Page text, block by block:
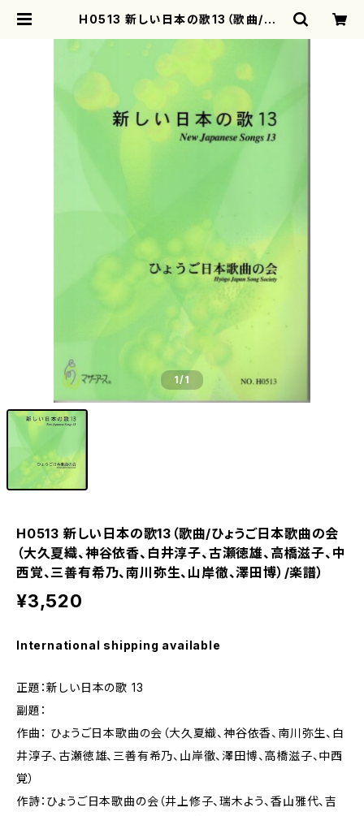
H0513 新しい日本の歌13（歌曲/ひょ
西覚、三善有希乃、南川弥生、山岸徹、
澤田博）/楽譜） | motherearth
1/1
H0513 新しい日本の歌13（歌曲/ひょうご日本歌曲の会
（大久夏織、神谷依香、白井淳子、古瀬徳雄、高橋滋子、中
西覚、三善有希乃、南川弥生、山岸徹、澤田博）/楽譜）
¥3,520
International shipping available
正題：新しい日本の歌 13
副題：
作曲： ひょうご日本歌曲の会（大久夏織、神谷依香、南川弥生、白
井淳子、古瀬徳雄、三善有希乃、山岸徹、澤田博、高橋滋子、中西
覚）
作詩：ひょうご日本歌曲の会（井上修子、瑞木よう、香山雅代、吉